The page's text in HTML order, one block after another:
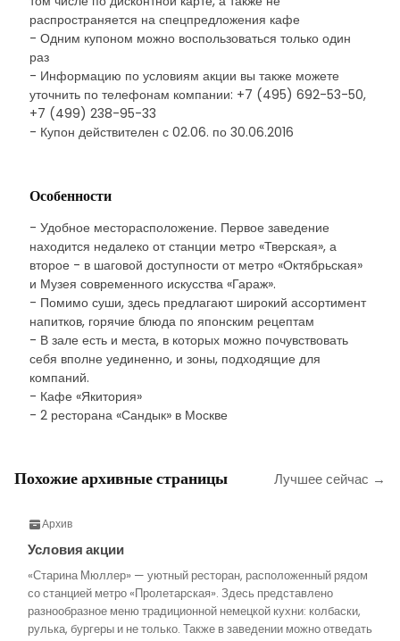
распространяется на спецпредложения кафе
- Одним купоном можно воспользоваться только один
раз
- Информацию по условиям акции вы также можете
уточнить по телефонам компании: +7 (495) 692-53-50,
+7 (499) 238-95-33
- Купон действителен с 02.06. по 30.06.2016
Особенности
- Удобное месторасположение. Первое заведение
находится недалеко от станции метро «Тверская», а
второе - в шаговой доступности от метро «Октябрьская»
и Музея современного искусства «Гараж».
- Помимо суши, здесь предлагают широкий ассортимент
напитков, горячие блюда по японским рецептам
- В зале есть и места, в которых можно почувствовать
себя вполне уединенно, и зоны, подходящие для
компаний.
- Кафе «Якитория»
- 2 ресторана «Сандык» в Москве
Похожие архивные страницы Лучшее сейчас →
Архив
Условия акции
«Старина Мюллер» — уютный ресторан, расположенный рядом
со станцией метро «Пролетарская». Здесь представлено
разнообразное меню традиционной немецкой кухни: колбаски,
рулька, бургеры и не только. Также в заведении можно отведать